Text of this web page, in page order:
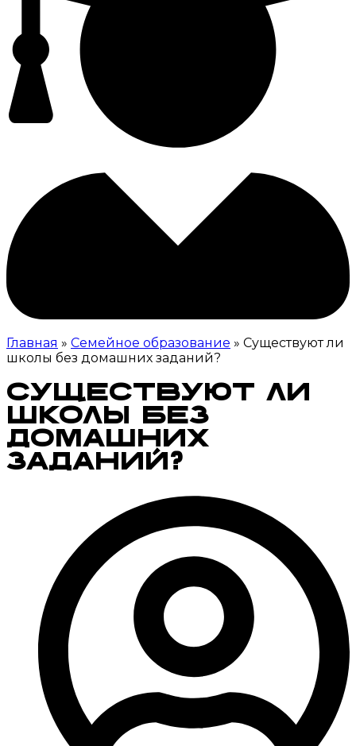
Главная » Семейное образование » Существуют ли
школы без домашних заданий?
Существуют ли
школы без
домашних
заданий?